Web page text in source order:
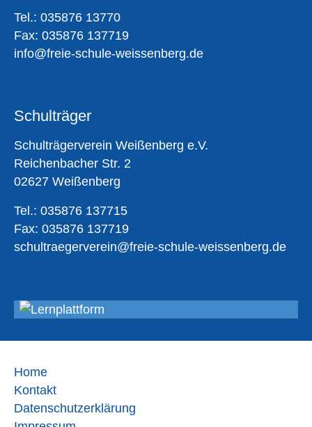
Tel.: 035876 13770
Fax: 035876 137719
info@freie-schule-weissenberg.de
Schulträger
Schulträgerverein Weißenberg e.V.
Reichenbacher Str. 2
02627 Weißenberg
Tel.: 035876 137715
Fax: 035876 137719
schultraegerverein@freie-schule-weissenberg.de
Home
Kontakt
Datenschutzerklärung